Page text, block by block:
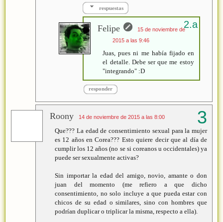
respuestas
Felipe
15 de noviembre de
2015 a las 9:46
Juas, pues ni me había fijado en
el detalle. Debe ser que me estoy
"integrando" :D
responder
Roony 14 de noviembre de 2015 a las 8:00
Que??? La edad de consentimiento sexual para la mujer
es 12 años en Corea??? Esto quiere decir que al día de
cumplir los 12 años (no se si coreanos u occidentales) ya
puede ser sexualmente activas?
Sin importar la edad del amigo, novio, amante o don
juan del momento (me refiero a que dicho
consentimiento, no solo incluye a que pueda estar con
chicos de su edad o similares, sino con hombres que
podrían duplicar o triplicar la misma, respecto a ella).